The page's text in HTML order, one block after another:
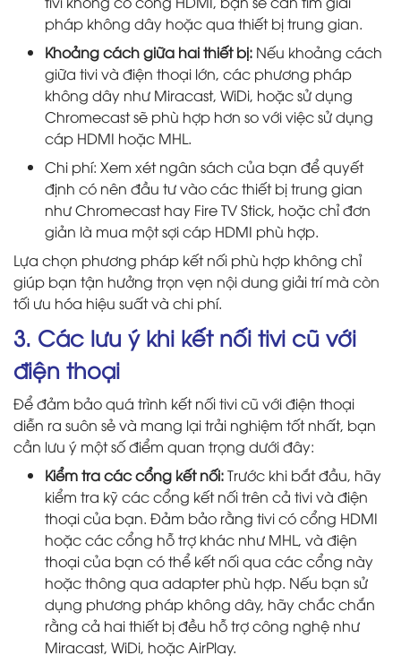
pháp không dây hoặc qua thiết bị trung gian.
Khoảng cách giữa hai thiết bị: Nếu khoảng cách
giữa tivi và điện thoại lớn, các phương pháp
không dây như Miracast, WiDi, hoặc sử dụng
Chromecast sẽ phù hợp hơn so với việc sử dụng
cáp HDMI hoặc MHL.
Chi phí: Xem xét ngân sách của bạn để quyết
định có nên đầu tư vào các thiết bị trung gian
như Chromecast hay Fire TV Stick, hoặc chỉ đơn
giản là mua một sợi cáp HDMI phù hợp.
Lựa chọn phương pháp kết nối phù hợp không chỉ
giúp bạn tận hưởng trọn vẹn nội dung giải trí mà còn
tối ưu hóa hiệu suất và chi phí.
3. Các lưu ý khi kết nối tivi cũ với
điện thoại
Để đảm bảo quá trình kết nối tivi cũ với điện thoại
diễn ra suôn sẻ và mang lại trải nghiệm tốt nhất, bạn
cần lưu ý một số điểm quan trọng dưới đây:
Kiểm tra các cổng kết nối:Trước khi bắt đầu, hãy
kiểm tra kỹ các cổng kết nối trên cả tivi và điện
thoại của bạn. Đảm bảo rằng tivi có cổng HDMI
hoặc các cổng hỗ trợ khác như MHL, và điện
thoại của bạn có thể kết nối qua các cổng này
hoặc thông qua adapter phù hợp. Nếu bạn sử
dụng phương pháp không dây, hãy chắc chắn
rằng cả hai thiết bị đều hỗ trợ công nghệ như
Miracast, WiDi, hoặc AirPlay.